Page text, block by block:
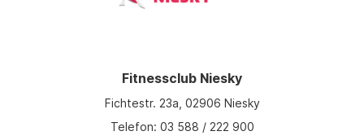
Fitnessclub Niesky
Fichtestr. 23a, 02906 Niesky
Telefon: 03 588 / 222 900